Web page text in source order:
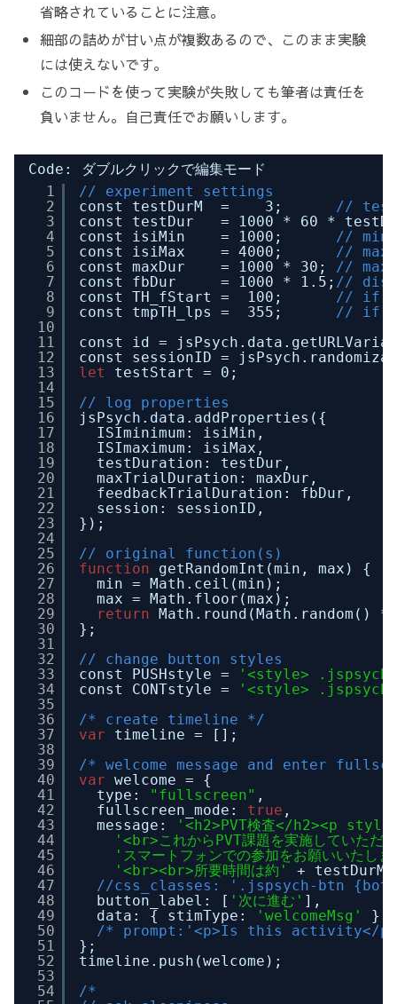
省略されていることに注意。
細部の詰めが甘い点が複数あるので、このまま実験
には使えないです。
このコードを使って実験が失敗しても筆者は責任を
負いません。自己責任でお願いします。
Code: ダブルクリックで編集モード
1
2
3
4
5
6
7
8
9
10
11
12
13
14
15
16
17
18
19
20
21
22
23
24
25
26
27
28
29
30
31
32
33
34
35
36
37
38
39
40
41
42
43
44
45
46
47
48
49
50
51
52
53
54
// experiment settings
const testDurM  =    3;
// test
const testDur   = 1000 * 60 *
const isiMin    = 1000;
//
const isiMax    = 4000;
//
const maxDur    = 1000 * 30;
//
const fbDur     = 1000 * 1.5; //
const TH_fStart =  100;
//
const tmpTH_lps =  355;
//
const id =
const sessionID =
let
testStart = 0;
// log properties
jsPsych.data.addProperties({
ISIminimum: isiMin,
ISImaximum: isiMax,
testDuration: testDur,
maxTrialDuration: maxDur,
feedbackTrialDuration: fbDur,
session: sessionID,
});
// original function(s)
function
getRandomInt(min, max) {
min = Math.ceil(min);
max = Math.floor(max);
return Math.round(Math.random()
};
// change button styles
const PUSHstyle =
'<style>
const CONTstyle =
'<style>
/* create timeline */
var
timeline = [];
/* welcome message and enter
var welcome = {
type:
"fullscreen" ,
fullscreen_mode: true ,
message:
'<h2>PVT検査</h2><p
'<br>これからPVT課題を実施していただ
'スマートフォンでの参加をお願いいたし
'<br><br>所要時間は約'
+
//css_classes: '.jspsych-btn
button_label: [ '次に進む' ],
data: { stimType:
'welcomeMsg'
},
/* prompt:'<p>Is this activity</
};
timeline.push(welcome);
/*